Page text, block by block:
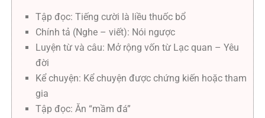
Tập đọc: Tiếng cười là liều thuốc bổ
Chính tả (Nghe – viết): Nói ngược
Luyện từ và câu: Mở rộng vốn từ Lạc quan – Yêu
đời
Kể chuyện: Kể chuyện được chứng kiến hoặc tham
gia
Tập đọc: Ăn “mầm đá”